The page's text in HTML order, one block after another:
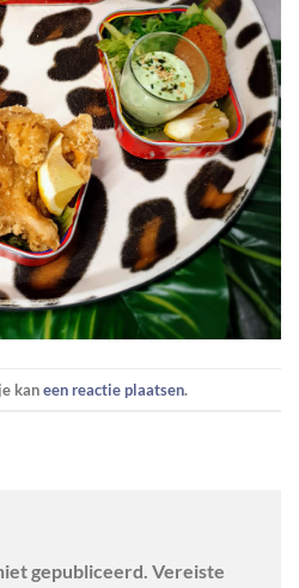
kaneen reactie plaatsen.
gepubliceerd. Vereiste